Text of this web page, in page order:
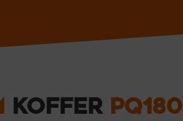
KOFFER PQ180